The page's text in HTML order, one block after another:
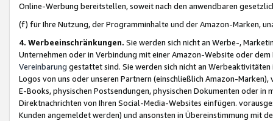
Online-Werbung bereitstellen, soweit nach den anwendbaren
(f) für Ihre Nutzung, der Programminhalte und der Amazon-Marken,
4. Werbeeinschränkungen. Sie werden sich nicht an Werbe-,
Unternehmen oder in Verbindung mit einer Amazon-Website oder
Vereinbarung gestattet sind. Sie werden sich nicht an
Logos von uns oder unseren Partnern (einschließlich Amazon-
E-Books, physischen Postsendungen, physischen Dokumenten oder in
Direktnachrichten von Ihren Social-Media-Websites einfügen.
Kunden angemeldet werden) und ansonsten in Übereinstimmung mit